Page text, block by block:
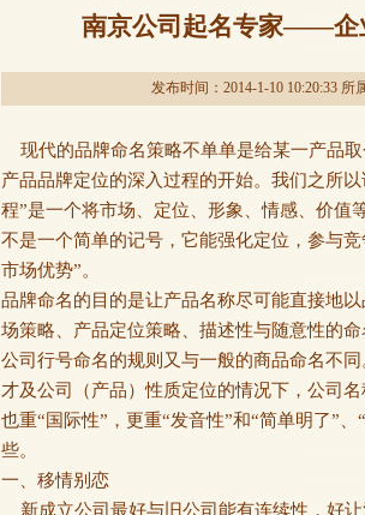
南京公司起名专家——企
发布时间：2014-1-10 10:20:33 所
现代的品牌命名策略不单单是给某一产品
产品品牌定位的深入过程的开始。我们之所
程”是一个将市场、定位、形象、情感、价值
不是一个简单的记号，它能强化定位，参与
市场优势”。
品牌命名的目的是让产品名称尽可能直接地
场策略、产品定位策略、描述性与随意性的命
公司行号命名的规则又与一般的商品命名不
才及公司（产品）性质定位的情况下，公司
也重“国际性”，更重“发音性”和“简单明了”
些。
一、移情别恋
新成立公司最好与旧公司能有连续性，好